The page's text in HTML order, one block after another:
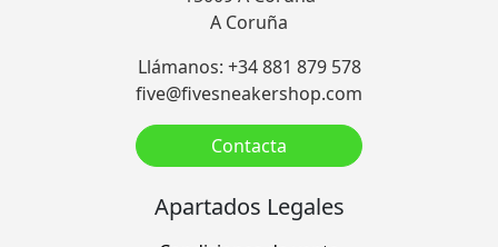
A Coruña
Llámanos: +34 881 879 578
five@fivesneakershop.com
Contacta
Apartados Legales